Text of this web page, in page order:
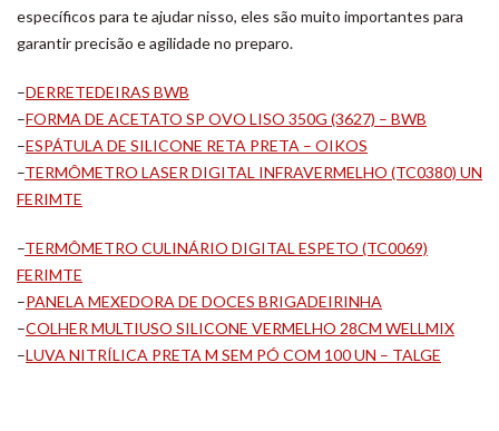
específicos para te ajudar nisso, eles são muito importantes para
garantir precisão e agilidade no preparo.
–DERRETEDEIRAS BWB
–FORMA DE ACETATO SP OVO LISO 350G (3627) – BWB
–ESPÁTULA DE SILICONE RETA PRETA – OIKOS
–TERMÔMETRO LASER DIGITAL INFRAVERMELHO (TC0380) UN
FERIMTE
–TERMÔMETRO CULINÁRIO DIGITAL ESPETO (TC0069)
FERIMTE
–PANELA MEXEDORA DE DOCES BRIGADEIRINHA
–COLHER MULTIUSO SILICONE VERMELHO 28CM WELLMIX
–LUVA NITRÍLICA PRETA M SEM PÓ COM 100 UN – TALGE